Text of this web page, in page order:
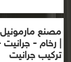
مصنع مارمونيل
| رخام -
تركيب جرانيت